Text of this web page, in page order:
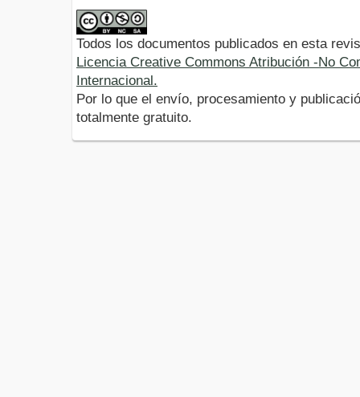
Todos los documentos publicados en esta
Licencia Creative Commons Atribución -No
Internacional.
Por lo que el envío, procesamiento y
totalmente gratuito.